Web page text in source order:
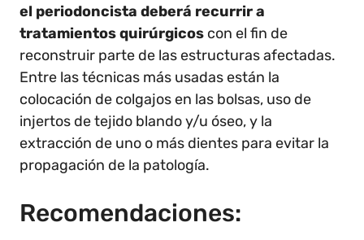
el periodoncista deberá recurrir a
tratamientos quirúrgicos con el fin de
reconstruir parte de las estructuras afectadas.
Entre las técnicas más usadas están la
colocación de colgajos en las bolsas, uso de
injertos de tejido blando y/u óseo, y la
extracción de uno o más dientes para evitar la
propagación de la patología.
Recomendaciones: